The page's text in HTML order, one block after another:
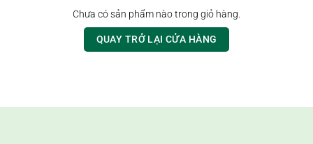
Chưa có sản phẩm nào trong giỏ hàng.
QUAY TRỞ LẠI CỬA HÀNG